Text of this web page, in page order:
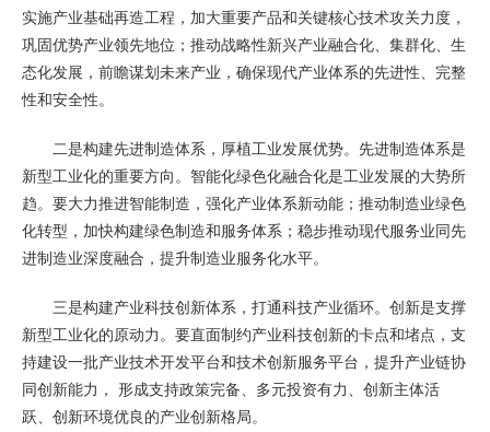
实施产业基础再造工程，加大重要产品和关键核心技术攻关力度，
巩固优势产业领先地位；推动战略性新兴产业融合化、集群化、生
态化发展，前瞻谋划未来产业，确保现代产业体系的先进性、完整
性和安全性。
二是构建先进制造体系，厚植工业发展优势。先进制造体系是
新型工业化的重要方向。智能化绿色化融合化是工业发展的大势所
趋。要大力推进智能制造，强化产业体系新动能；推动制造业绿色
化转型，加快构建绿色制造和服务体系；稳步推动现代服务业同先
进制造业深度融合，提升制造业服务化水平。
三是构建产业科技创新体系，打通科技产业循环。创新是支撑
新型工业化的原动力。要直面制约产业科技创新的卡点和堵点，支
持建设一批产业技术开发平台和技术创新服务平台，提升产业链协
同创新能力， 形成支持政策完备、多元投资有力、创新主体活
跃、创新环境优良的产业创新格局。